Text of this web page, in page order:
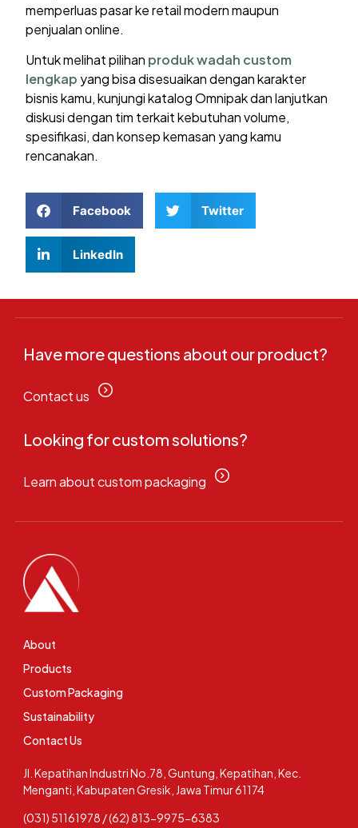
memperluas pasar ke retail modern maupun
penjualan online.
Untuk melihat pilihan produk wadah custom
lengkap yang bisa disesuaikan dengan karakter
bisnis kamu, kunjungi katalog Omnipak dan lanjutkan
diskusi dengan tim terkait kebutuhan volume,
spesifikasi, dan konsep kemasan yang kamu
rencanakan.
Facebook Twitter
LinkedIn
Have more questions about our product?
Contact us
Looking for custom solutions?
Learn about custom packaging
Jl. Kepatihan Industri No.78, Guntung, Kepatihan, Kec.
Menganti, Kabupaten Gresik, Jawa Timur 61174
(031) 51161978 / (62) 813-9975-6383
About
Products
Custom Packaging
Sustainability
Contact Us